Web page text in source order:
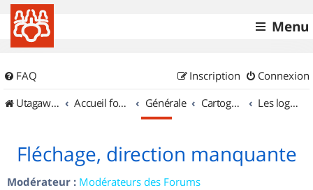
Menu
FAQ Connexion
Inscription
UtagawaVTT (Randos VTT et VTTAE avec traces GPS)
Accueil forum Générale Cartographie et GPS Les logiciels
Fléchage, direction manquante
Modérateur : Modérateurs des Forums